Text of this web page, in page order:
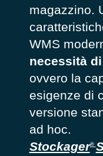
magazzino.
WMS
necessità
ovvero la
esigenze di
versione
ad hoc.
Stockager®